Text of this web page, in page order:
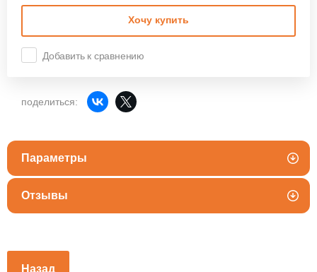
Хочу купить
Добавить к сравнению
поделиться:
Параметры
Отзывы
Назад